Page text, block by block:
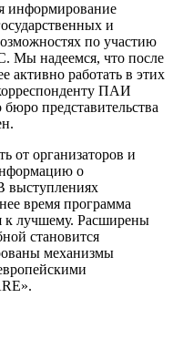
информирование
и
по участию
Мы надеемся, что после
активно работать в этих
ПАИ
представительства
от организаторов и
о
время программа
к лучшему. Расширены
становится
механизмы